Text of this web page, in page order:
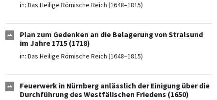
in: Das Heilige Römische Reich (1648–1815)
Plan zum Gedenken an die Belagerung von Stralsund
im Jahre 1715 (1718)
in: Das Heilige Römische Reich (1648–1815)
Feuerwerk in Nürnberg anlässlich der Einigung über die
Durchführung des Westfälischen Friedens (1650)